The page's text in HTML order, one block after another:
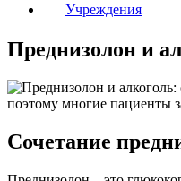
Учреждения
Преднизолон и
поэтому многие пациенты
Сочетание